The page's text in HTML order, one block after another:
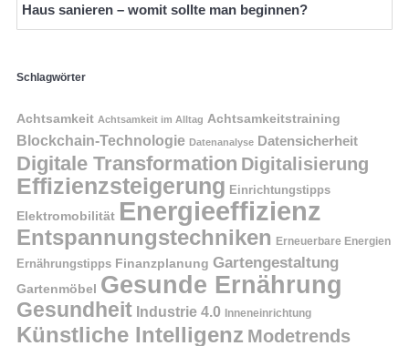
Haus sanieren – womit sollte man beginnen?
Schlagwörter
Achtsamkeit Achtsamkeit im Alltag Achtsamkeitstraining
Blockchain-Technologie Datenanalyse Datensicherheit
Digitale Transformation Digitalisierung
Effizienzsteigerung Einrichtungstipps
Elektromobilität Energieeffizienz
Entspannungstechniken Erneuerbare Energien
Ernährungstipps Finanzplanung Gartengestaltung
Gartenmöbel Gesunde Ernährung
Gesundheit Industrie 4.0 Inneneinrichtung
Künstliche Intelligenz Modetrends